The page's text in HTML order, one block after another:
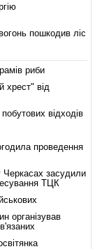
пошкодив ліс
риби
хрест" від
відходів
проведення
засудили
ТЦК
організував